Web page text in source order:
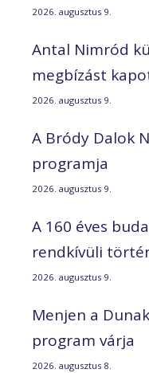
2026. augusztus 9.
Antal Nimród
megbízást
2026. augusztus 9.
A Bródy Dalok
programja
2026. augusztus 9.
A 160 éves
rendkívüli
2026. augusztus 9.
Menjen a
program várja
2026. augusztus 8.